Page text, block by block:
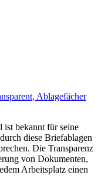
Ablagefächer
bekannt für seine
diese Briefablagen
Die Transparenz
von Dokumenten,
Arbeitsplatz einen